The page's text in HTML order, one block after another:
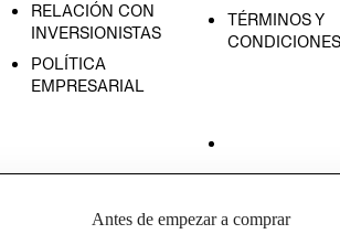
RELACIÓN CON
INVERSIONISTAS
POLÍTICA
EMPRESARIAL
TÉRMINOS Y
CONDICIONES
PRIVACIDAD
Antes de empezar a comprar